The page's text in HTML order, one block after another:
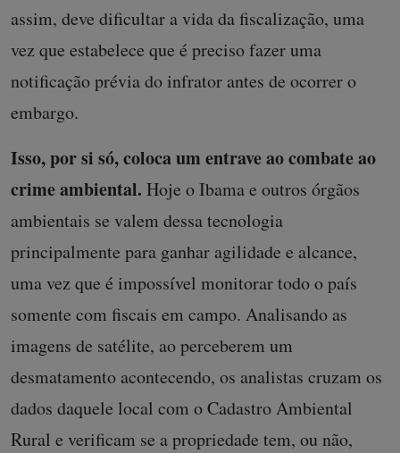
assim, deve dificultar a vida da fiscalização, uma
vez que estabelece que é preciso fazer uma
notificação prévia do infrator antes de ocorrer o
embargo.
Isso, por si só, coloca um entrave ao combate ao
crime ambiental. Hoje o Ibama e outros órgãos
ambientais se valem dessa tecnologia
principalmente para ganhar agilidade e alcance,
uma vez que é impossível monitorar todo o país
somente com fiscais em campo. Analisando as
imagens de satélite, ao perceberem um
desmatamento acontecendo, os analistas cruzam os
dados daquele local com o Cadastro Ambiental
Rural e verificam se a propriedade tem, ou não,